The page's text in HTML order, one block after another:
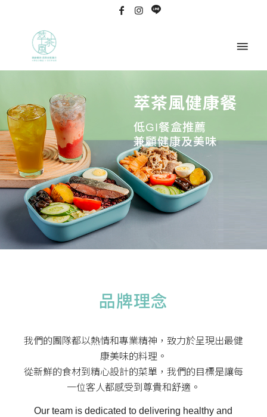
萃茶風健康餐
低GI餐盒推薦
兼顧健康及美味
品牌理念
我們的團隊都以熱情和專業精神，致力於呈現出最健
康美味的料理。
從新鮮的食材到精心設計的菜單，我們的目標是讓每
一位客人都感受到尊貴和舒適。
Our team is dedicated to delivering healthy and